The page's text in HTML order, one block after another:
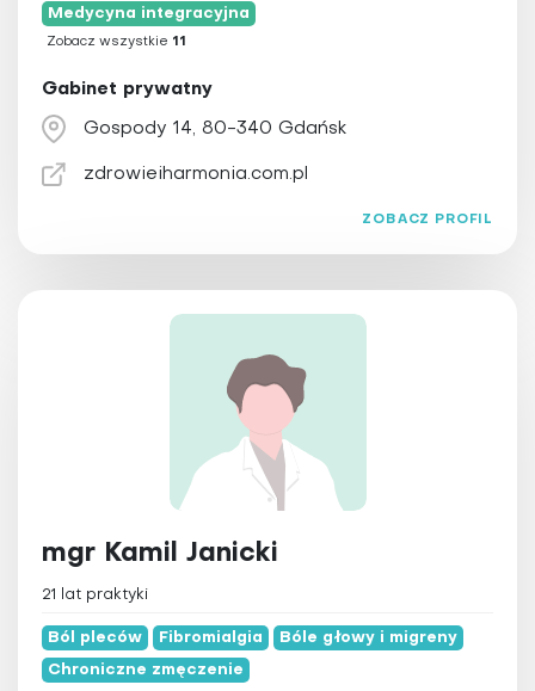
Medycyna integracyjna
Zobacz wszystkie 11
Gabinet prywatny
Gospody 14, 80-340 Gdańsk
zdrowieiharmonia.com.pl
ZOBACZ PROFIL
mgr Kamil Janicki
21 lat praktyki
Ból pleców Fibromialgia Bóle głowy i migreny
Chroniczne zmęczenie